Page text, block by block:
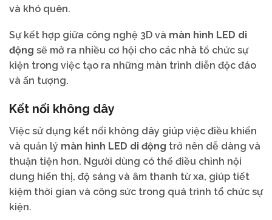
và khó quên.
Sự kết hợp giữa công nghệ 3D và màn hình LED di
động sẽ mở ra nhiều cơ hội cho các nhà tổ chức sự
kiện trong việc tạo ra những màn trình diễn độc đáo
và ấn tượng.
Kết nối không dây
Việc sử dụng kết nối không dây giúp việc điều khiển
và quản lý màn hình LED di động trở nên dễ dàng và
thuận tiện hơn. Người dùng có thể điều chỉnh nội
dung hiển thị, độ sáng và âm thanh từ xa, giúp tiết
kiệm thời gian và công sức trong quá trình tổ chức sự
kiện.